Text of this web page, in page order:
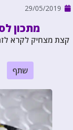
29/05/2019
מתכון
קצת מצחיק לקרא
שתף